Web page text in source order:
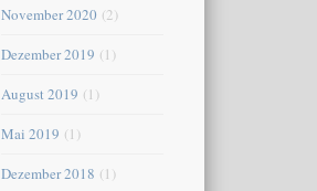
November 2020 (2)
Dezember 2019 (1)
August 2019 (1)
Mai 2019 (1)
Dezember 2018 (1)